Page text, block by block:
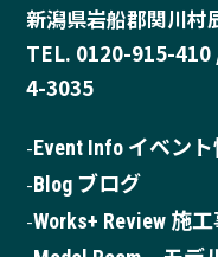
新潟県岩船郡関川村
TEL. 0120-915-
4-3035
Event Info イベン
Blog ブログ
Works+ Review 施